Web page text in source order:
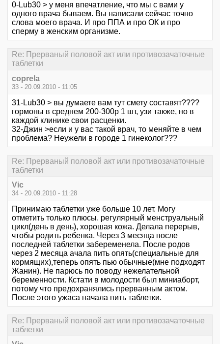
0-Lub30 > у меня впечатление, что мы с вами у
одного врача бываем. Вы написали сейчас точно
слова моего врача. И про ППА и про ОК и про
сперму в женским организме.
Re: Прерваный половой акт или противозачаточные
таблетки
coprela
33 - 20.09.2010 - 11:05
31-Lub30 > вы думаете вам тут смету составят????
гормоны в среднем 200-300р 1 шт, узи также, но в
каждой клинике свои расценки.
32-Джин >если и у вас такой врач, то меняйте в чем
проблема? Неужели в городе 1 гинеколог???
Re: Прерваный половой акт или противозачаточные
таблетки
Vic
34 - 20.09.2010 - 11:28
Принимаю таблетки уже больше 10 лет. Могу
отметить только плюсы. регулярный менструальный
цикл(день в день), хорошая кожа. Делала перерыв,
чтобы родить ребенка. Через 3 месяца после
последней таблетки забеременела. После родов
через 2 месяца ачала пить опять(специальные для
кормящих),теперь опять пью обычные(мне подходят
Жанин). Не парюсь по поводу нежелательной
беременности. Кстати в молодости был миниаборт,
потому что предохранялись прерванным актом.
После этого ужаса начала пить таблетки.
Re: Прерваный половой акт или противозачаточные
таблетки